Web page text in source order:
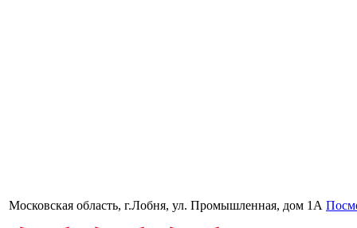
Московская область, г.Лобня, ул. Промышленная, дом 1А